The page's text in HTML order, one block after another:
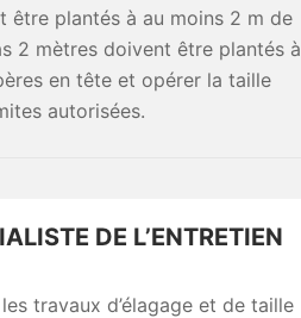
être plantés à au moins 2 m de
2 mètres doivent être plantés à
en tête et opérer la taille
autorisées.
DE L’ENTRETIEN
travaux d’élagage et de taille